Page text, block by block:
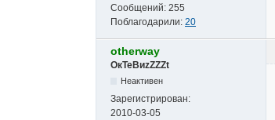
Сообщений: 255
Поблагодарили: 20
otherway
ОкТеВиzZZZt
Неактивен
Зарегистрирован:
2010-03-05